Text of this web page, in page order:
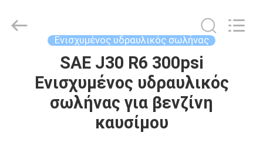
ΠΡΟΪΌΝΤΑ
(Hebei)
Ενισχυμένος υδραυλικός σωλήνας
SAE J30 R6 300psi
Ενισχυμένος υδραυλικός
σωλήνας για βενζίνη
καυσίμου